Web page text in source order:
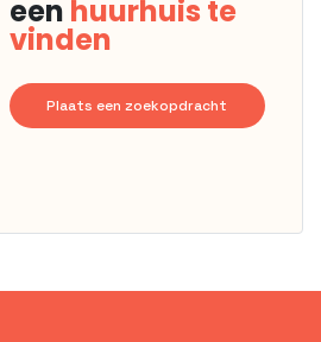
een huurhuis te
vinden
Plaats een zoekopdracht